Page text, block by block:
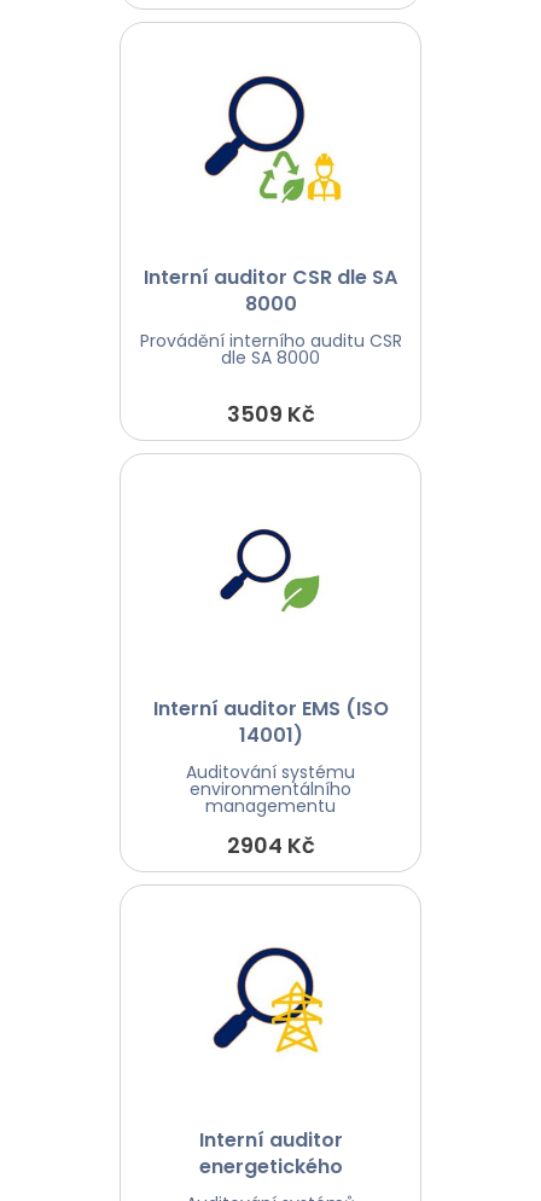
Interní auditor CSR dle SA
8000
Provádění interního auditu CSR
dle SA 8000
3509 Kč
Interní auditor EMS (ISO
14001)
Auditování systému
environmentálního
managementu
2904 Kč
Interní auditor
energetického
managementu